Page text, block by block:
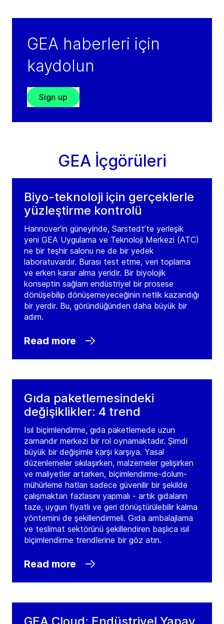
GEA haberleri için
kaydolun
Sign up
GEA İçgörüleri
Biyo-teknoloji için gerçeklerle
yüzleştirme kontrolü
Hannover’in güneyinde, Sarstedt’te yerleşik
yeni GEA Uygulama ve Teknoloji Merkezi (ATC)
ne bir teşhir salonu ne de bir yedek
laboratuvardır. Burası test etme, veri toplama
ve erken karar alma yeridir. Bir biyolojik
konseptin sağlam endüstriyel bir prosese
dönüşebilip dönüşemeyeceğinin netlik kazandığı
bir yerdir. Bu, göründüğünden daha büyük bir
adım.
Read more
Gıda paketlemesindeki
değişiklikler: 4 trend
Isıl biçimlendirme, gıda paketlemede uzun
zamandır merkezi bir rol oynamaktadır. Şimdi
büyük bir değişimle karşı karşıya. Yasal
düzenlemeler sıkılaşırken, malzemeler gelişirken
ve maliyetler artarken, biçimlendirme-dolum-
mühürleme hatları sadece güvenilir bir şekilde
çalışmaktan fazlasını yapmalı - artık gıdaların
taze, uygun fiyatlı ve geri dönüştürülebilir kalma
yöntemini de şekillendirmeli. Gıda ambalajlama
ve teslimat sektörünü şekillendiren başlıca ısıl
biçimlendirme trendlerine bir göz atın.
Read more